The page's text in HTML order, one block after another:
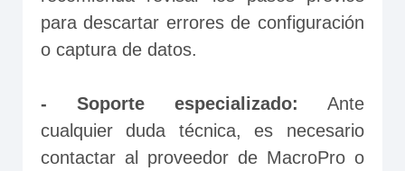
para descartar errores de configuración
o captura de datos.
- Soporte especializado: Ante
cualquier duda técnica, es necesario
contactar al proveedor de MacroPro o